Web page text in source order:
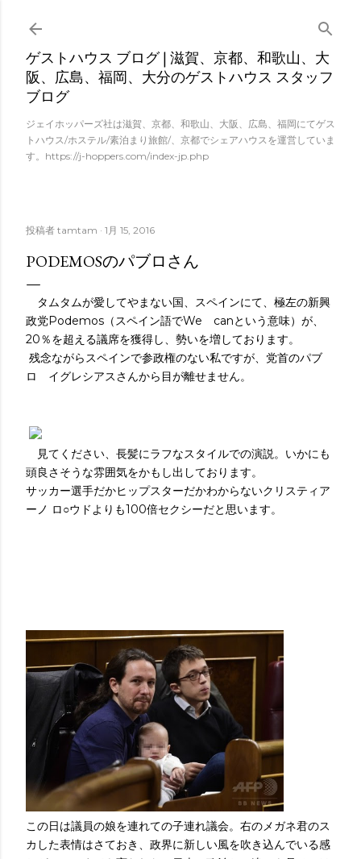
スキップしてメイン コンテンツに移動
ゲストハウス ブログ | 滋賀、京都、和歌山、大
阪、広島、福岡、大分のゲストハウス スタッフ
ブログ
ジェイホッパーズ社は滋賀、京都、和歌山、大阪、広島、福岡にてゲス
トハウス/ホステル/素泊まり旅館/、京都でシェアハウスを運営していま
す。https://j-hoppers.com/index-jp.php
投稿者 tamtam 1月 15, 2016
PODEMOSのパブロさん
タムタムが愛してやまない国、スペインにて、極左の新興
政党Podemos（スペイン語でWe canという意味）が、
20％を超える議席を獲得し、勢いを増しております。
残念ながらスペインで参政権のない私ですが、党首のパブ
ロ イグレシアスさんから目が離せません。
見てください、長髪にラフなスタイルでの演説。いかにも
頭良さそうな雰囲気をかもし出しております。
サッカー選手だかヒップスターだかわからないクリスティア
ーノ ロ○ウドよりも100倍セクシーだと思います。
この日は議員の娘を連れての子連れ議会。右のメガネ君のス
カした表情はさておき、政界に新しい風を吹き込んでいる感